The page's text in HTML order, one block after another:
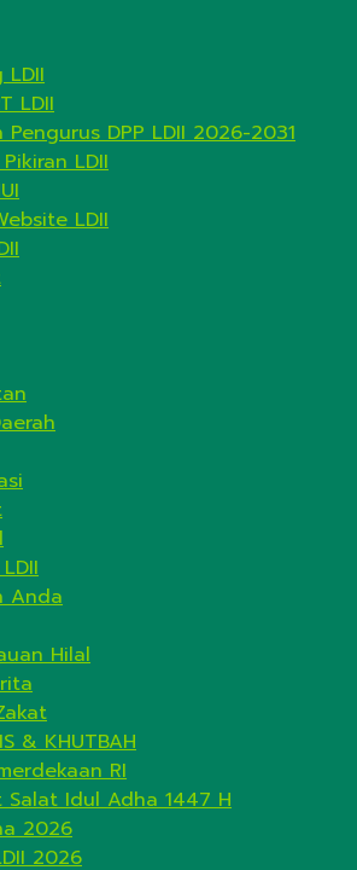
LDII
LDII
Pengurus DPP LDII 2026-2031
LDII
LDII
Anda
Hilal
& KHUTBAH
RI
Salat Idul Adha 1447 H
2026
2026